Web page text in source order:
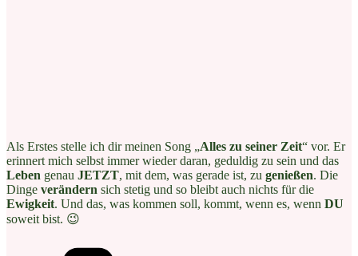
Als Erstes stelle ich dir meinen Song „Alles zu seiner Zeit“ vor. Er
erinnert mich selbst immer wieder daran, geduldig zu sein und das
Leben genau JETZT, mit dem, was gerade ist, zu genießen. Die
Dinge verändern sich stetig und so bleibt auch nichts für die
Ewigkeit. Und das, was kommen soll, kommt, wenn es, wenn DU
soweit bist. 😉